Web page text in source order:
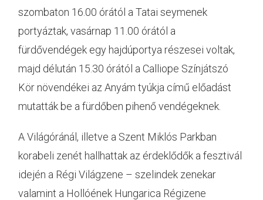
szombaton 16.00 órától a Tatai seymenek
portyáztak, vasárnap 11.00 órától a
fürdővendégek egy hajdúportya részesei voltak,
majd délután 15.30 órától a Calliope Színjátszó
Kör növendékei az Anyám tyúkja című előadást
mutatták be a fürdőben pihenő vendégeknek.
A Világóránál, illetve a Szent Miklós Parkban
korabeli zenét hallhattak az érdeklődők a fesztivál
idején a Régi Világzene – szelindek zenekar
valamint a Hollóének Hungarica Régizene